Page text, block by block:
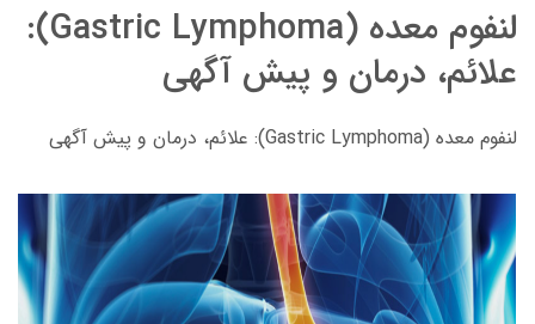
لنفوم معده (Gastric Lymphoma):
علائم، درمان و پیش آگهی
لنفوم معده (Gastric Lymphoma): علائم، درمان و پیش آگهی